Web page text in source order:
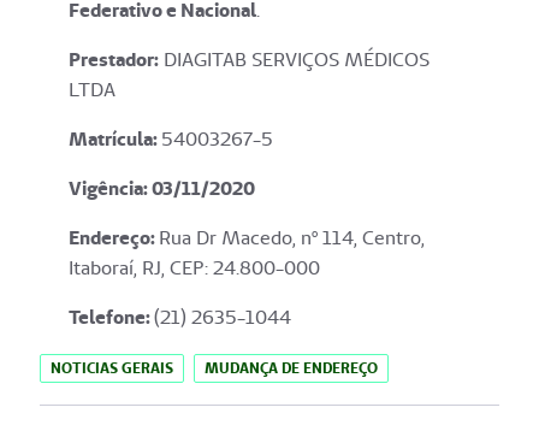
Federativo e Nacional.
Prestador: DIAGITAB SERVIÇOS MÉDICOS
LTDA
Matrícula:54003267-5
Vigência: 03/11/2020
Endereço:Rua Dr Macedo, nº 114, Centro,
Itaboraí, RJ, CEP: 24.800-000
Telefone:(21) 2635-1044
NOTICIAS GERAIS MUDANÇA DE ENDEREÇO